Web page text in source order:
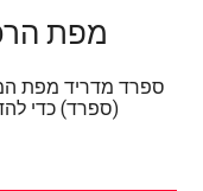
מפת
ספרד מדריד מפת
(ספרד) כדי